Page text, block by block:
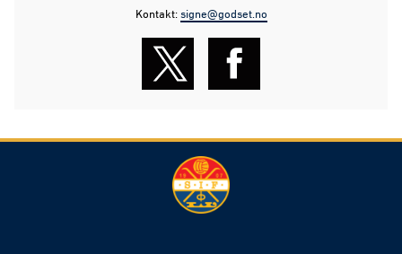
Kontakt:signe@godset.no